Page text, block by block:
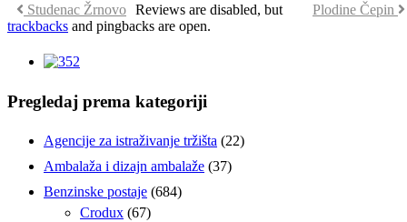
Studenac Žrnovo Plodine Čepin
Reviews are disabled, but
trackbacks and pingbacks are open.
Pregledaj prema kategoriji
Agencije za istraživanje tržišta (22)
Ambalaža i dizajn ambalaže (37)
Benzinske postaje (684)
Crodux (67)